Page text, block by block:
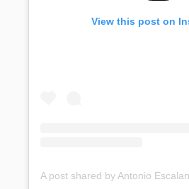
View this post on